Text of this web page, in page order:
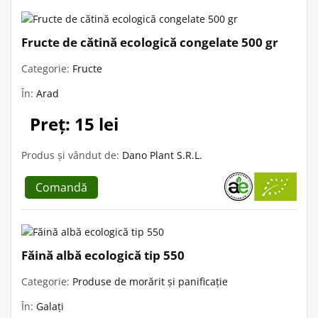
Fructe de cătină ecologică congelate 500 gr
Categorie: Fructe
În: Arad
Preț: 15 lei
Produs și vândut de: Dano Plant S.R.L.
Comandă
Făină albă ecologică tip 550
Categorie: Produse de morărit și panificație
În: Galați